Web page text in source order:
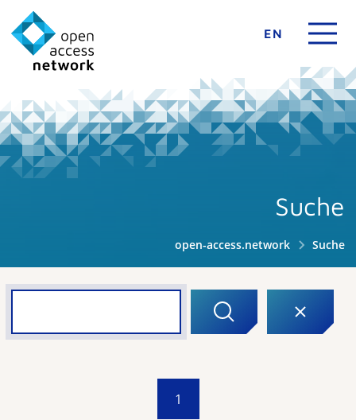
EN
Suche
open-access.network Suche
1